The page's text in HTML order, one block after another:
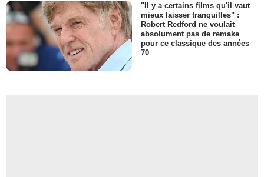
"Il y a certains films qu'il vaut
mieux laisser tranquilles" :
Robert Redford ne voulait
absolument pas de remake
pour ce classique des années
70